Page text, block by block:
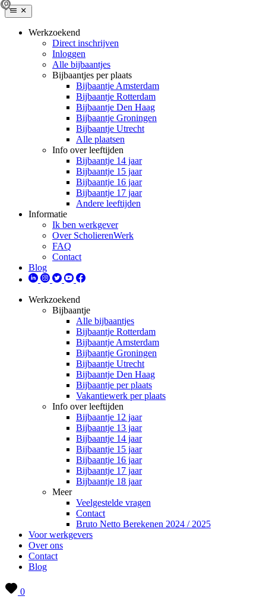
Werkzoekend
Direct inschrijven
Inloggen
Alle bijbaantjes
Bijbaantjes per plaats
Bijbaantje Amsterdam
Bijbaantje Rotterdam
Bijbaantje Den Haag
Bijbaantje Groningen
Bijbaantje Utrecht
Alle plaatsen
Info over leeftijden
Bijbaantje 14 jaar
Bijbaantje 15 jaar
Bijbaantje 16 jaar
Bijbaantje 17 jaar
Andere leeftijden
Informatie
Ik ben werkgever
Over ScholierenWerk
FAQ
Contact
Blog
Werkzoekend
Bijbaantje
Alle bijbaantjes
Bijbaantje Rotterdam
Bijbaantje Amsterdam
Bijbaantje Groningen
Bijbaantje Utrecht
Bijbaantje Den Haag
Bijbaantje per plaats
Vakantiewerk per plaats
Info over leeftijden
Bijbaantje 12 jaar
Bijbaantje 13 jaar
Bijbaantje 14 jaar
Bijbaantje 15 jaar
Bijbaantje 16 jaar
Bijbaantje 17 jaar
Bijbaantje 18 jaar
Meer
Veelgestelde vragen
Contact
Bruto Netto Berekenen 2024 / 2025
Voor werkgevers
Over ons
Contact
Blog
0